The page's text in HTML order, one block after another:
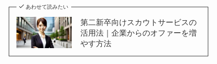
あわせて読みたい
第二新卒向けスカウトサービスの
活用法｜企業からのオファーを増
やす方法